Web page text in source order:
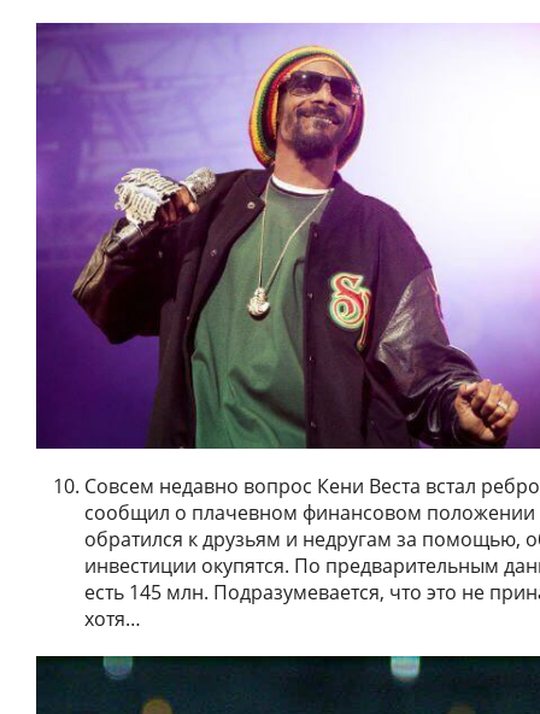
Совсем недавно вопрос Кени Веста встал
сообщил о плачевном финансовом положении
обратился к друзьям и недругам за помощью,
инвестиции окупятся. По предварительным
есть 145 млн. Подразумевается, что это не
хотя…